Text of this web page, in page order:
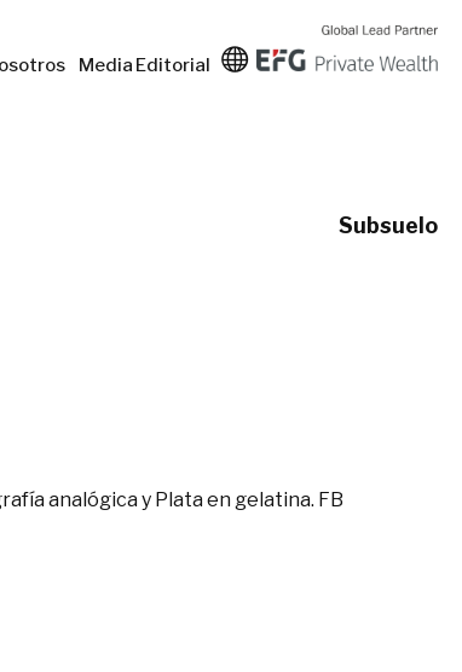
Media Editorial
Subsuelo
analógica y Plata en gelatina. FB